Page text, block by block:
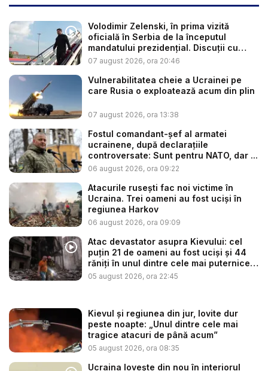
Volodimir Zelenski, în prima vizită
oficială în Serbia de la începutul
mandatului prezidențial. Discuții cu
Vuč...
07 august 2026, ora 20:46
Vulnerabilitatea cheie a Ucrainei pe
care Rusia o exploatează acum din plin
07 august 2026, ora 13:38
Fostul comandant-șef al armatei
ucrainene, după declarațiile
controversate: Sunt pentru NATO, dar ...
06 august 2026, ora 09:22
Atacurile rusești fac noi victime în
Ucraina. Trei oameni au fost uciși în
regiunea Harkov
06 august 2026, ora 09:09
Atac devastator asupra Kievului: cel
puțin 21 de oameni au fost uciși și 44
răniți în unul dintre cele mai puternice
...
05 august 2026, ora 22:45
Kievul și regiunea din jur, lovite dur
peste noapte: „Unul dintre cele mai
tragice atacuri de până acum”
05 august 2026, ora 08:35
Ucraina lovește din nou în interiorul